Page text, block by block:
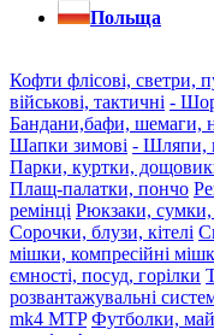
Польща
Кофти флісові, светри,
військові, тактичні -
Бандани,бафи, шемаги,
Шапки зимові - Шляпи,
Парки, куртки,
Плащ-палатки, пончо
ремінці Рюкзаки,
Сорочки, блузи, кітелі
мішки, компресійні
ємності, посуд, горілки
розвантажувальні
mk4 MTP Футболки,